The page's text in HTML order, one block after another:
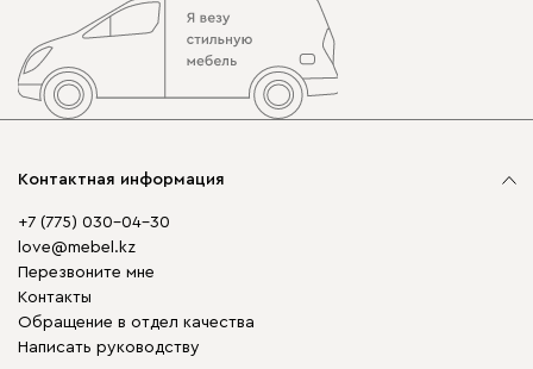
Контактная информация
+7 (775) 030-04-30
love@mebel.kz
Перезвоните мне
Контакты
Обращение в отдел качества
Написать руководству